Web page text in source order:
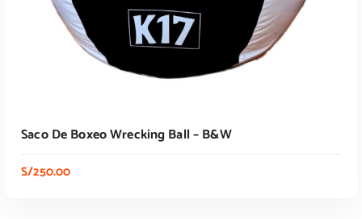
Saco De Boxeo Wrecking Ball – B&W
S/250.00